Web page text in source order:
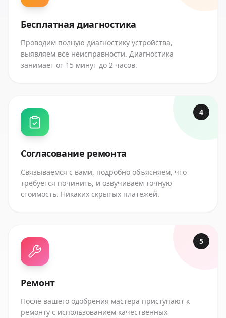
Бесплатная диагностика
Проводим полную диагностику устройства,
выявляем все неисправности. Диагностика
занимает от 15 минут до 2 часов.
4
Согласование ремонта
Связываемся с вами, подробно объясняем, что
требуется починить, и озвучиваем точную
стоимость. Никаких скрытых платежей.
5
Ремонт
После вашего одобрения мастера приступают к
ремонту с использованием качественных